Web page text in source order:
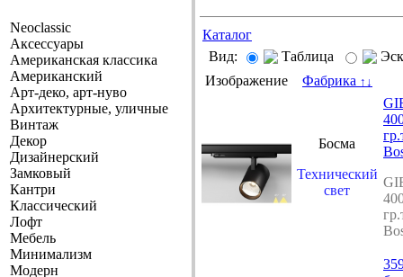
Neoclassic
Аксессуары
Американская классика
Американский
Арт-деко, арт-нуво
Архитектурные, уличные
Винтаж
Декор
Дизайнерский
Замковый
Кантри
Классический
Лофт
Мебель
Минимализм
Модерн
Каталог
Вид:
Таблица
Изображение
Фабрика ↑ ↓
Босма
Технический
свет